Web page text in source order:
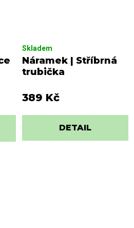
Náramek | Stříbrná
trubička
Skladem
389 Kč
DETAIL